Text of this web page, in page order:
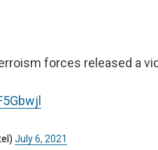
forces released a
July 6, 2021